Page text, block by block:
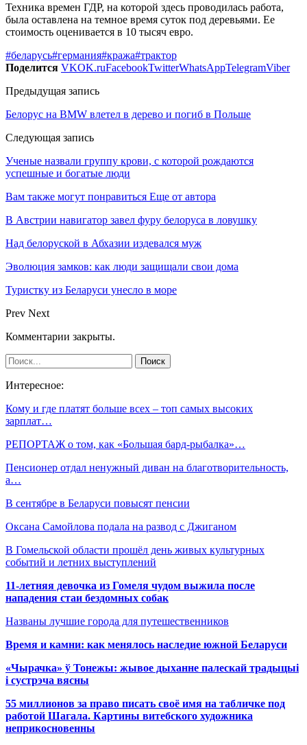
Техника времен ГДР, на которой здесь проводилась работа,
была оставлена на темное время суток под деревьями. Ее
стоимость оценивается в 10 тысяч евро.
#беларусь#германия#кража#трактор
Поделится VKOK.ruFacebookTwitterWhatsAppTelegramViber
Предыдущая запись
Белорус на BMW влетел в дерево и погиб в Польше
Следующая запись
Ученые назвали группу крови, с которой рождаются
успешные и богатые люди
Вам также могут понравиться Еще от автора
В Австрии навигатор завел фуру белоруса в ловушку
Над белоруской в Абхазии издевался муж
Эволюция замков: как люди защищали свои дома
Туристку из Беларуси унесло в море
Prev Next
Комментарии закрыты.
Интересное:
Кому и где платят больше всех – топ самых высоких
зарплат…
РЕПОРТАЖ о том, как «Большая бард-рыбалка»…
Пенсионер отдал ненужный диван на благотворительность,
а…
В сентябре в Беларуси повысят пенсии
Оксана Самойлова подала на развод с Джиганом
В Гомельской области прошёл день живых культурных
событий и летних выступлений
11-летняя девочка из Гомеля чудом выжила после
нападения стаи бездомных собак
Названы лучшие города для путешественников
Время и камни: как менялось наследие южной Беларуси
«Чырачка» ў Тонежы: жывое дыханне палескай традыцыі
і сустрэча вясны
55 миллионов за право писать своё имя на табличке под
работой Шагала. Картины витебского художника
неприкосновенны